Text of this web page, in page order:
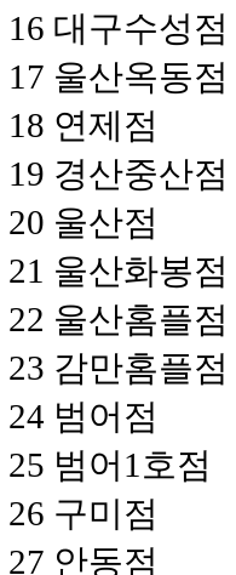
16 대구수성점
17 울산옥동점
18 연제점
19 경산중산점
20 울산점
21 울산화봉점
22 울산홈플점
23 감만홈플점
24 범어점
25 범어1호점
26 구미점
27 안동점